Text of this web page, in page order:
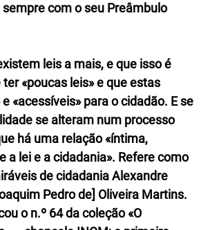
com o seu Preâmbulo
leis a mais, e que isso é
ter «poucas leis» e que estas
«acessíveis» para o cidadão. E se
se alteram num processo
há uma relação «íntima,
a lei e a cidadania». Refere como
de cidadania Alexandre
Pedro de] Oliveira Martins.
o n.º 64 da coleção «O